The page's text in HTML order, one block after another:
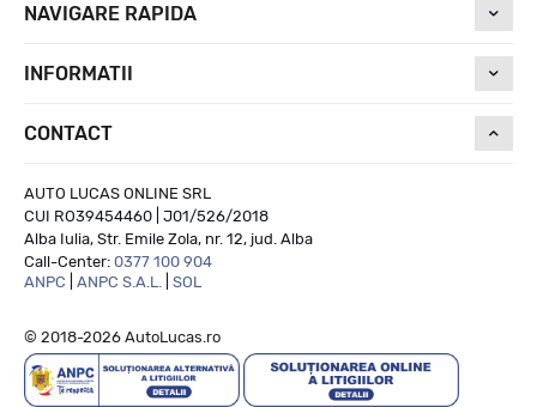
Run On Flat
NU
NAVIGARE RAPIDA
INFORMATII
CONTACT
AUTO LUCAS ONLINE SRL
CUI RO39454460 | J01/526/2018
Alba Iulia, Str. Emile Zola, nr. 12, jud. Alba
Call-Center: 0377 100 904
ANPC
ANPC S.A.L. SOL
© 2018-2026 AutoLucas.ro